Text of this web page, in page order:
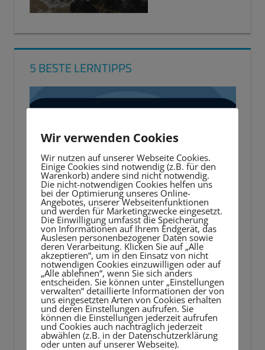
5 BESTE LERNTIPPS
Video-
Player
Wir verwenden Cookies
Wir nutzen auf unserer Webseite Cookies.
Einige Cookies sind notwendig (z.B. für den
Warenkorb) andere sind nicht notwendig.
Die nicht-notwendigen Cookies helfen uns
bei der Optimierung unseres Online-
Angebotes, unserer Webseitenfunktionen
und werden für Marketingzwecke eingesetzt.
Die Einwilligung umfasst die Speicherung
von Informationen auf Ihrem Endgerät, das
Auslesen personenbezogener Daten sowie
deren Verarbeitung. Klicken Sie auf „Alle
akzeptieren“, um in den Einsatz von nicht
notwendigen Cookies einzuwilligen oder auf
„Alle ablehnen“, wenn Sie sich anders
entscheiden. Sie können unter „Einstellungen
verwalten“ detaillierte Informationen der von
uns eingesetzten Arten von Cookies erhalten
und deren Einstellungen aufrufen. Sie
können die Einstellungen jederzeit aufrufen
und Cookies auch nachträglich jederzeit
abwählen (z.B. in der Datenschutzerklärung
oder unten auf unserer Webseite).